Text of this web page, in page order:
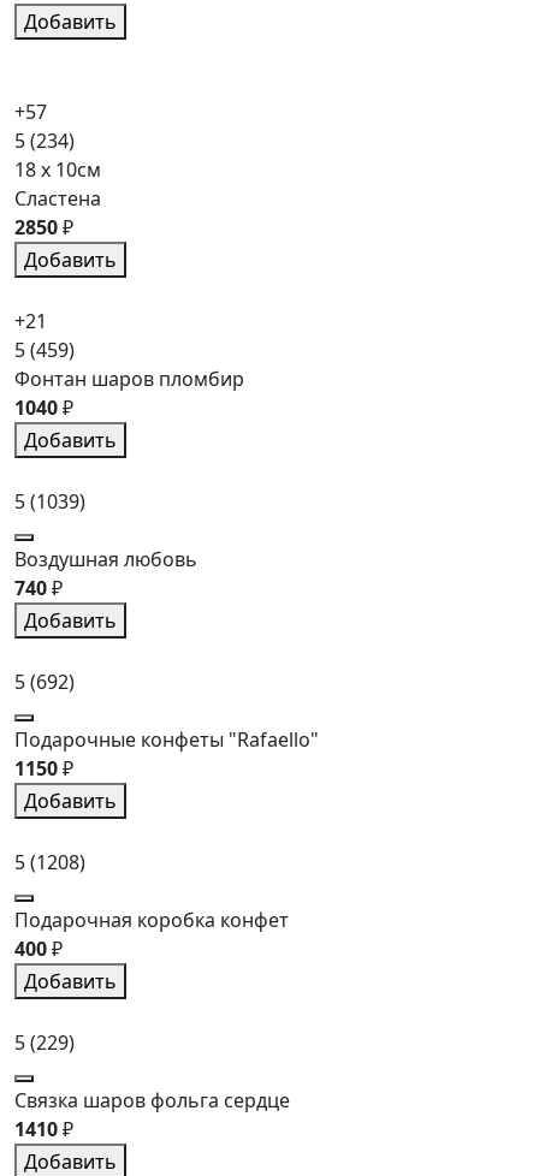
Добавить
+57
5(234)
18 x 10см
Сластена
2850₽
Добавить
+21
5(459)
Фонтан шаров пломбир
1040₽
Добавить
5(1039)
Воздушная любовь
740₽
Добавить
5(692)
Подарочные конфеты "Rafaello"
1150₽
Добавить
5(1208)
Подарочная коробка конфет
400₽
Добавить
5(229)
Связка шаров фольга сердце
1410₽
Добавить